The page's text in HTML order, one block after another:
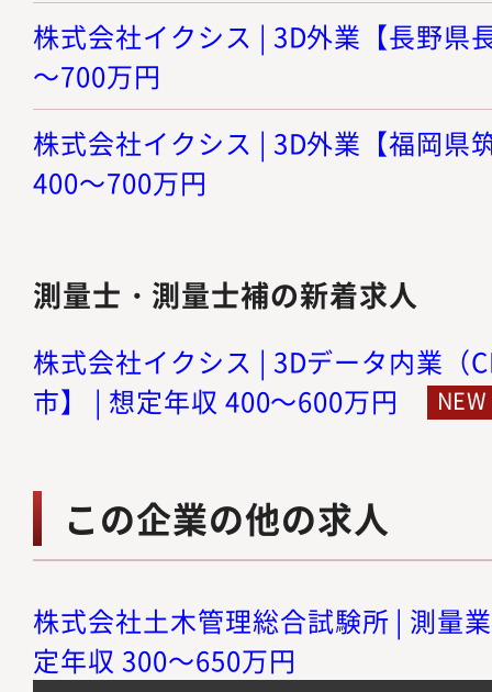
株式会社イクシス | 3D外業【長野県
～700万円
株式会社イクシス | 3D外業【福岡県
400～700万円
測量士・測量士補の新着求人
株式会社イクシス | 3Dデータ内業（
市】 | 想定年収 400～600万円
この企業の他の求人
株式会社土木管理総合試験所 | 測量
定年収 300～650万円